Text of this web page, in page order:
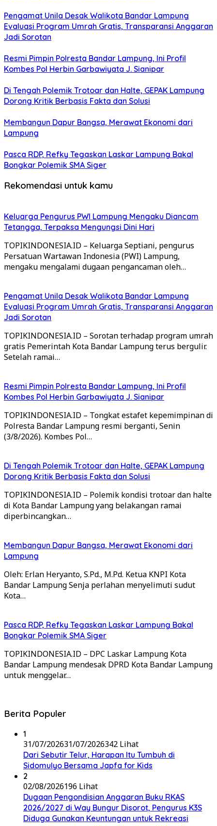
Pengamat Unila Desak Walikota Bandar Lampung
Evaluasi Program Umrah Gratis, Transparansi Anggaran
Jadi Sorotan
Resmi Pimpin Polresta Bandar Lampung, Ini Profil
Kombes Pol Herbin Garbawiyata J. Sianipar
Di Tengah Polemik Trotoar dan Halte, GEPAK Lampung
Dorong Kritik Berbasis Fakta dan Solusi
Membangun Dapur Bangsa, Merawat Ekonomi dari
Lampung
Pasca RDP, Refky Tegaskan Laskar Lampung Bakal
Bongkar Polemik SMA Siger
Rekomendasi untuk kamu
Keluarga Pengurus PWI Lampung Mengaku Diancam
Tetangga, Terpaksa Mengungsi Dini Hari
TOPIKINDONESIA.ID – Keluarga Septiani, pengurus
Persatuan Wartawan Indonesia (PWI) Lampung,
mengaku mengalami dugaan pengancaman oleh…
Pengamat Unila Desak Walikota Bandar Lampung
Evaluasi Program Umrah Gratis, Transparansi Anggaran
Jadi Sorotan
TOPIKINDONESIA.ID – Sorotan terhadap program umrah
gratis Pemerintah Kota Bandar Lampung terus bergulir.
Setelah ramai…
Resmi Pimpin Polresta Bandar Lampung, Ini Profil
Kombes Pol Herbin Garbawiyata J. Sianipar
TOPIKINDONESIA.ID – Tongkat estafet kepemimpinan di
Polresta Bandar Lampung resmi berganti, Senin
(3/8/2026). Kombes Pol…
Di Tengah Polemik Trotoar dan Halte, GEPAK Lampung
Dorong Kritik Berbasis Fakta dan Solusi
TOPIKINDONESIA.ID – Polemik kondisi trotoar dan halte
di Kota Bandar Lampung yang belakangan ramai
diperbincangkan…
Membangun Dapur Bangsa, Merawat Ekonomi dari
Lampung
Oleh: Erlan Heryanto, S.Pd., M.Pd. Ketua KNPI Kota
Bandar Lampung Senja perlahan menyelimuti sudut
Kota…
Pasca RDP, Refky Tegaskan Laskar Lampung Bakal
Bongkar Polemik SMA Siger
TOPIKINDONESIA.ID – DPC Laskar Lampung Kota
Bandar Lampung mendesak DPRD Kota Bandar Lampung
untuk menggelar…
Berita Populer
1
31/07/202631/07/2026342 Lihat
Dari Sebutir Telur, Harapan Itu Tumbuh di
Sidomulyo Bersama Japfa for Kids
2
02/08/2026196 Lihat
Dugaan Pengondisian Anggaran Buku RKAS
2026/2027 di Way Bungur Disorot, Pengurus K3S
Diduga Gunakan Keuntungan untuk Rekreasi